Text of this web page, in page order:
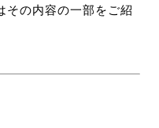
その内容の一部をご紹